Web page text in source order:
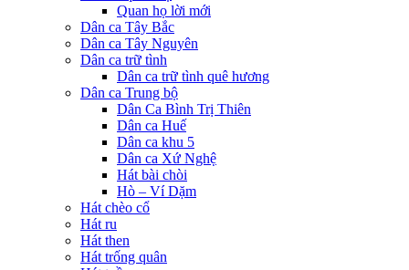
Quan họ lời mới
Dân ca Tây Bắc
Dân ca Tây Nguyên
Dân ca trữ tình
Dân ca trữ tình quê hương
Dân ca Trung bộ
Dân Ca Bình Trị Thiên
Dân ca Huế
Dân ca khu 5
Dân ca Xứ Nghệ
Hát bài chòi
Hò – Ví Dặm
Hát chèo cổ
Hát ru
Hát then
Hát trống quân